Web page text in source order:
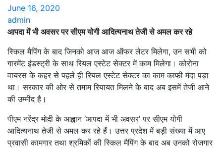
June 16, 2020
admin
आपदा में भी अवसर पर सीएम योगी आदित्यनाथ तेजी से अमल कर रहे
स्किल मैपिंग के बाद जिनको आज आज ऑफर लेटर मिलेगा, उन सभी को
गारमेंट इंडस्ट्री के साथ रियल एस्टेट सेक्टर में काम मिलेगा। कोरोना
वायरस के कहर से पहले ही रियल एस्टेट सेक्टर का काम काफी मंदा पड़ा
था। सरकार की ओर से तमाम रियायत मिलने के बाद अब इसमें तेजी आने
की उम्मीद है।
पीएम नरेंद्र मोदी के आह्वान ‘आपदा में भी अवसर’ पर सीएम योगी
आदित्यनाथ तेजी से अमल कर रहे हैं। उत्तर प्रदेश में बड़ी संख्या में आए
प्रवासी कामगार तथा श्रमिकों की स्किल मैपिंग के बाद अब उनको रोजगार